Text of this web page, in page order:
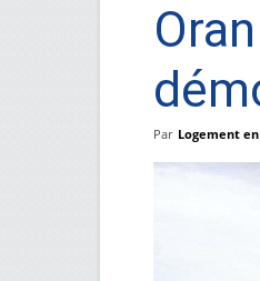
Par Logement